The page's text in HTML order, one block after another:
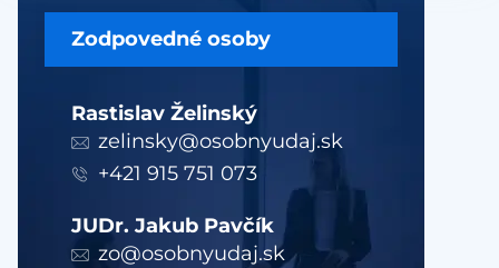
Zodpovedné osoby
Rastislav Želinský
zelinsky@osobnyudaj.sk
+421 915 751 073
JUDr. Jakub Pavčík
zo@osobnyudaj.sk